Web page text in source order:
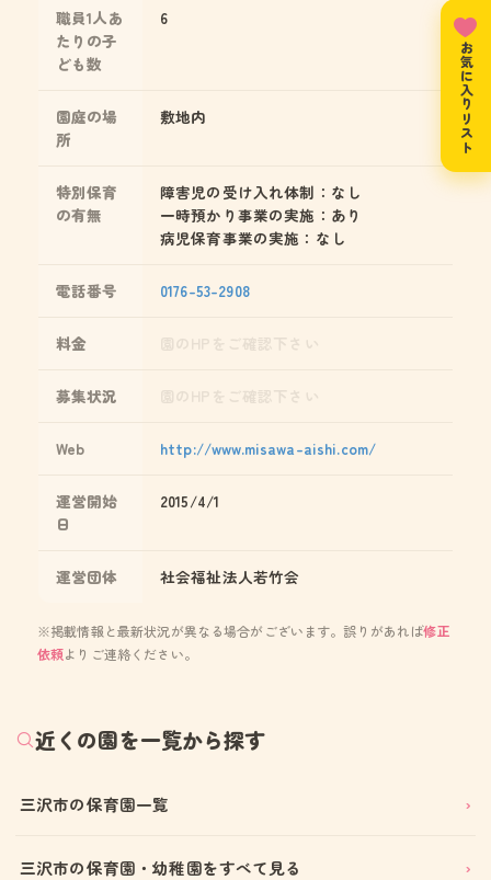
職員1人あ
たりの子
ども数
6
園庭の場
所
敷地内
特別保育
の有無
障害児の受け入れ体制：なし
一時預かり事業の実施：あり
病児保育事業の実施：なし
電話番号 0176-53-2908
料金
募集状況
Web http://www.misawa-aishi.com/
運営開始
日
2015/4/1
運営団体 社会福祉法人若竹会
※掲載情報と最新状況が異なる場合がございます。誤りがあれば修正
依頼よりご連絡ください。
近くの園を一覧から探す
三沢市の保育園一覧
三沢市の保育園・幼稚園をすべて見る
お気に入りリスト